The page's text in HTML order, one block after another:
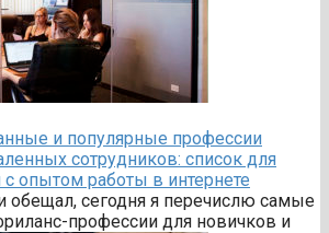
и популярные профессии
сотрудников: список для
опытом работы в интернете
обещал, сегодня я перечислю самые
профессии для новичков и